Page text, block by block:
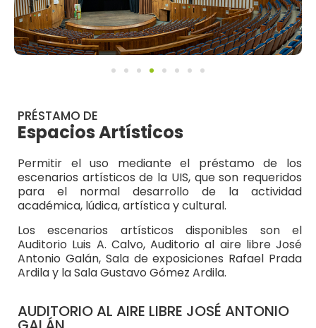
PRÉSTAMO DE
Espacios Artísticos
Permitir el uso mediante el préstamo de los
escenarios artísticos de la UIS, que son requeridos
para el normal desarrollo de la actividad
académica, lúdica, artística y cultural.
Los escenarios artísticos disponibles son el
Auditorio Luis A. Calvo, Auditorio al aire libre José
Antonio Galán, Sala de exposiciones Rafael Prada
Ardila y la Sala Gustavo Gómez Ardila.
AUDITORIO AL AIRE LIBRE JOSÉ ANTONIO